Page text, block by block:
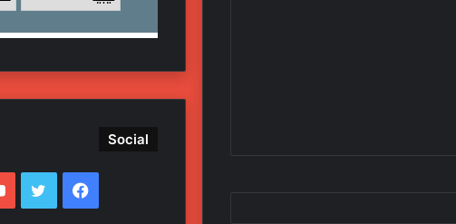
Social
فيسبوكتويتر